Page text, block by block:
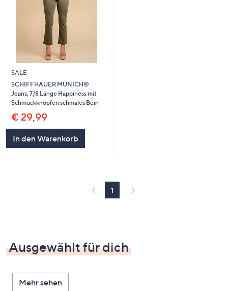
bzw.
rechts,
um
diese
anzuzeigen.
SALE
SCHIFFHAUER MUNICH®
Jeans, 7/8 Länge Happiness mit
Schmuckknöpfen schmales Bein
€ 29,99
In den Warenkorb
1
Ausgewählt für dich
Mehr sehen